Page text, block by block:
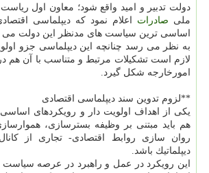
دولت تدبیر و امید واقع شود؛ معاون اول
ملی صادرات اعلام نمود كه دیپلماسی
اساسی ترین سیاست های مدنظر این دولت می
به نظر می رسد چنانچه این دیپلماسی جزو
لازم است تشكیلات مرتبط و متناسب با آن هم
امورخارجه شكل گیرد.
**لزوم تدوین سند دیپلماسی اقتصادی
یكی از اهداف اولویت دار و رویكردهای
هم باید مبتنی بر وظیفه بسترسازی،
روان سازی روابط اقتصادی- تجاری از
دیپلماتیك باشد.
این رویكرد در عمل و راهبرد در عرصه سیاست